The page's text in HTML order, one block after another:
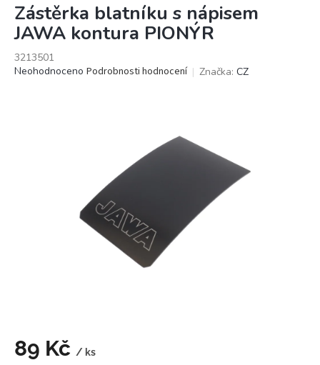
Zástěrka blatníku s nápisem
JAWA kontura PIONÝR
3213501
Průměrné
Neohodnoceno Podrobnosti hodnocení Značka: CZ
89 Kč / ks